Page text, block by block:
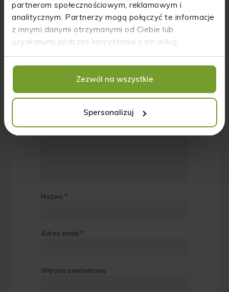
partnerom społecznościowym, reklamowym i
analitycznym. Partnerzy mogą połączyć te informacje
z innymi danymi otrzymanymi od Ciebie lub
uzyskanymi podczas korzystania z ich usług.
Zezwól na wszystkie
Spersonalizuj
Dodaj komentarz
Twój adres email nie zostanie opublikowany.
Wymagane pola są oznaczone *
Komentarz*
Nazwa *
Adres email *
Witryna internetowa